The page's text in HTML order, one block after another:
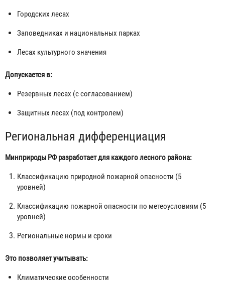
Городских лесах
Заповедниках и национальных парках
Лесах культурного значения
Допускается в:
Резервных лесах (с согласованием)
Защитных лесах (под контролем)
Региональная дифференциация
Минприроды РФ разработает для каждого лесного района:
Классификацию природной пожарной опасности (5
уровней)
Классификацию пожарной опасности по метеоусловиям (5
уровней)
Региональные нормы и сроки
Это позволяет учитывать:
Климатические особенности